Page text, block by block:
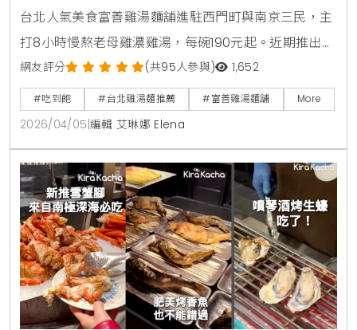
台北人氣美食富善雞湯麵舖進駐西門町與南京三民，主
打8小時慢熬老母雞濃雞湯，每碗190元起。近期推出期
間限定爆濃香菜雞湯麵，並提供豆花、霜淇淋及飲料無
限吃到飽，是個人用餐的平價療癒首選。
網友評分 (共95人參與) 1,652
#吃到飽 #台北雞湯麵推薦 #富善雞湯麵舖 More
2026/04/05 編輯 艾琳娜 Elena